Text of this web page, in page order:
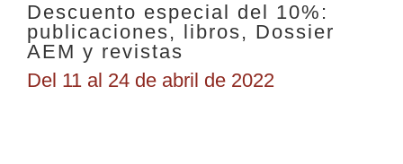
Descuento especial del 10%:
publicaciones, libros, Dossier
AEM y revistas
Del 11 al 24 de abril de 2022